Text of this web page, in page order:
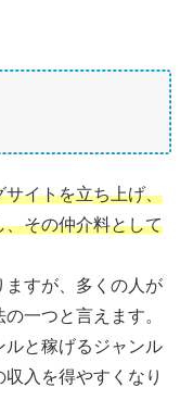
サイトを立ち上げ、
、その仲介料として
ますが、多くの人が
一つと言えます。
ルと稼げるジャンル
入を得やすくなり